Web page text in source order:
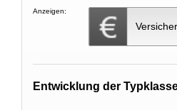
Anzeigen:
Entwicklung der